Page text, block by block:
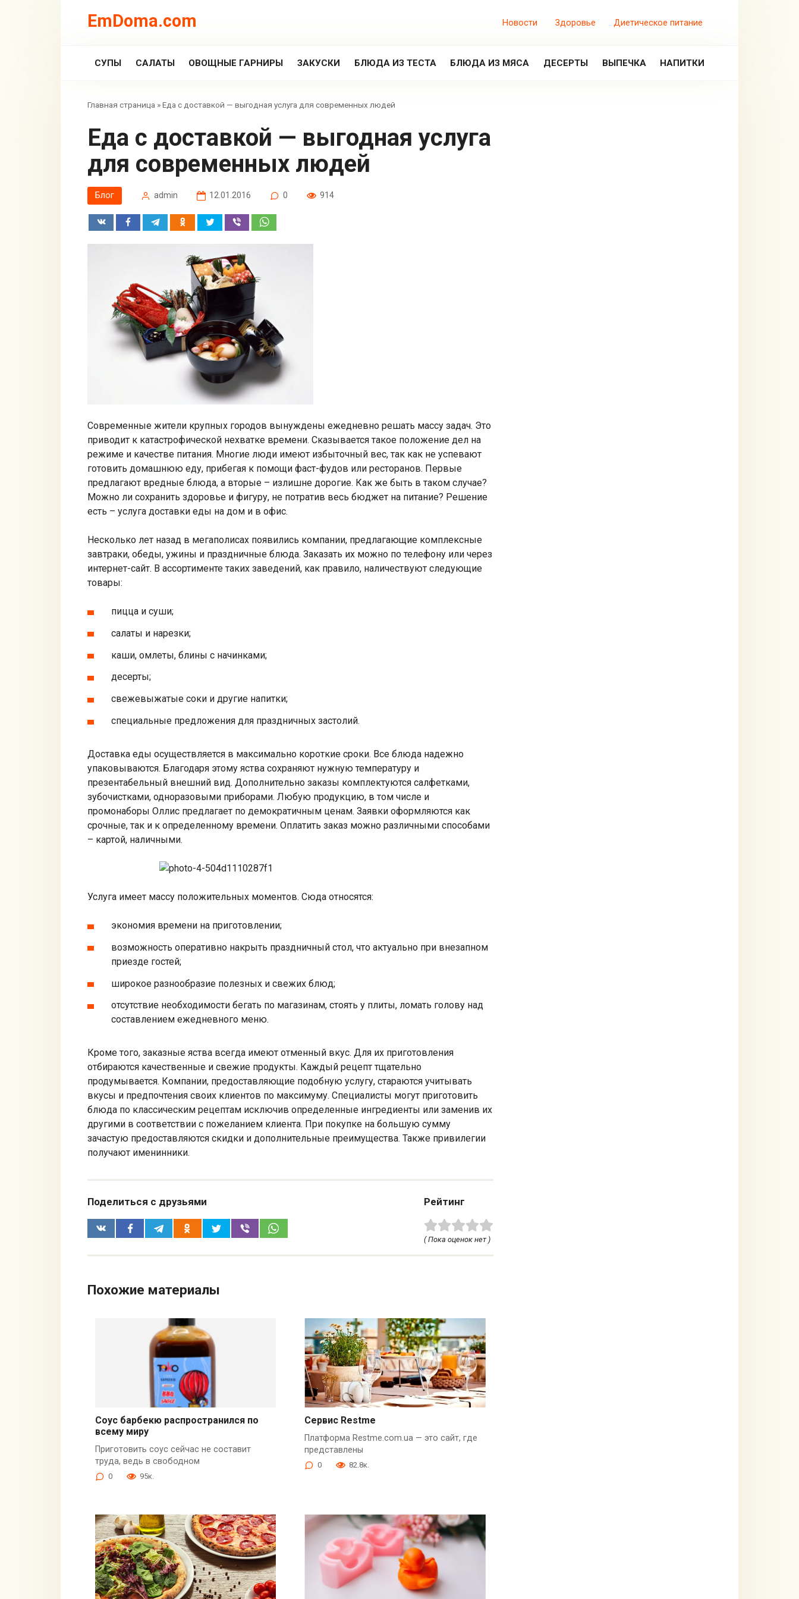
EmDoma.com Новости Здоровье Диетическое питание
СУПЫ САЛАТЫ ОВОЩНЫЕ ГАРНИРЫ ЗАКУСКИ БЛЮДА ИЗ ТЕСТА БЛЮДА ИЗ МЯСА ДЕСЕРТЫ ВЫПЕЧКА НАПИТКИ
Главная страница »Еда с доставкой — выгодная услуга для современных людей
Еда с доставкой — выгодная услуга
для современных людей
Блог admin 12.01.2016 0 914
Современные жители крупных городов вынуждены ежедневно решать массу задач. Это
приводит к катастрофической нехватке времени. Сказывается такое положение дел на
режиме и качестве питания. Многие люди имеют избыточный вес, так как не успевают
готовить домашнюю еду, прибегая к помощи фаст-фудов или ресторанов. Первые
предлагают вредные блюда, а вторые – излишне дорогие. Как же быть в таком случае?
Можно ли сохранить здоровье и фигуру, не потратив весь бюджет на питание? Решение
есть – услуга доставки еды на дом и в офис.
Несколько лет назад в мегаполисах появились компании, предлагающие комплексные
завтраки, обеды, ужины и праздничные блюда. Заказать их можно по телефону или через
интернет-сайт. В ассортименте таких заведений, как правило, наличествуют следующие
товары:
пицца и суши;
салаты и нарезки;
каши, омлеты, блины с начинками;
десерты;
свежевыжатые соки и другие напитки;
специальные предложения для праздничных застолий.
Доставка еды осуществляется в максимально короткие сроки. Все блюда надежно
упаковываются. Благодаря этому яства сохраняют нужную температуру и
презентабельный внешний вид. Дополнительно заказы комплектуются салфетками,
зубочистками, одноразовыми приборами. Любую продукцию, в том числе и
промонаборы Оллис предлагает по демократичным ценам. Заявки оформляются как
срочные, так и к определенному времени. Оплатить заказ можно различными способами
– картой, наличными.
Услуга имеет массу положительных моментов. Сюда относятся:
экономия времени на приготовлении;
возможность оперативно накрыть праздничный стол, что актуально при внезапном
приезде гостей;
широкое разнообразие полезных и свежих блюд;
отсутствие необходимости бегать по магазинам, стоять у плиты, ломать голову над
составлением ежедневного меню.
Кроме того, заказные яства всегда имеют отменный вкус. Для их приготовления
отбираются качественные и свежие продукты. Каждый рецепт тщательно
продумывается. Компании, предоставляющие подобную услугу, стараются учитывать
вкусы и предпочтения своих клиентов по максимуму. Специалисты могут приготовить
блюда по классическим рецептам исключив определенные ингредиенты или заменив их
другими в соответствии с пожеланием клиента. При покупке на большую сумму
зачастую предоставляются скидки и дополнительные преимущества. Также привилегии
получают именинники.
Поделиться с друзьями Рейтинг
( Пока оценок нет )
Похожие материалы
Соус барбекю распространился по
всему миру
Приготовить соус сейчас не составит
труда, ведь в свободном
0 95к.
Сервис Restme
Платформа Restme.com.ua — это сайт, где
представлены
0 82.8к.